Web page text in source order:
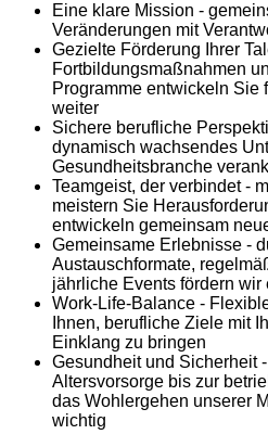
Eine klare Mission -
Veränderungen mit
Gezielte Förderung Ihrer
Fortbildungsmaßnahmen
Programme entwickeln Sie
weiter
Sichere berufliche
dynamisch wachsendes
Gesundheitsbranche
Teamgeist, der verbindet -
meistern Sie
entwickeln gemeinsam
Gemeinsame Erlebnisse -
Austauschformate,
jährliche Events fördern
Work-Life-Balance -
Ihnen, berufliche Ziele mit
Einklang zu bringen
Gesundheit und Sicherheit
Altersvorsorge bis zur
das Wohlergehen unserer
wichtig